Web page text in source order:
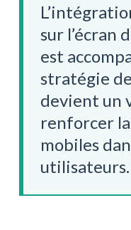
sur l’écran
est
stratégie
devient un
renforcer
mobiles
utilisateurs.